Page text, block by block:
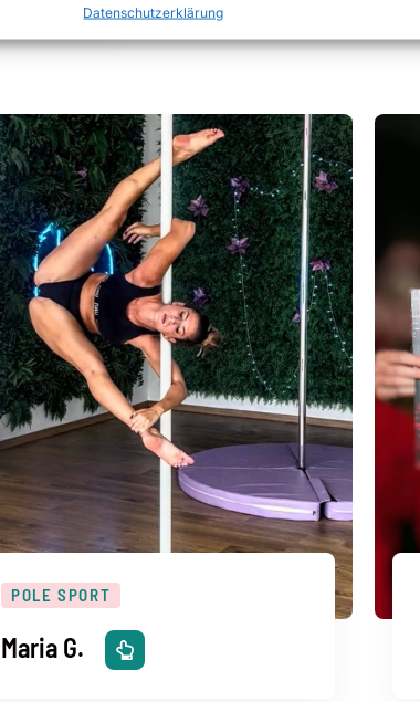
Datenschutzerklärung
POLE SPORT
Maria G.